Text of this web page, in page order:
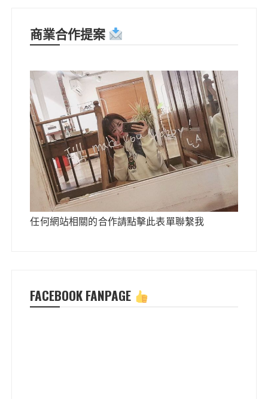
商業合作提案
任何網站相關的合作請點擊此表單聯繫我
FACEBOOK FANPAGE